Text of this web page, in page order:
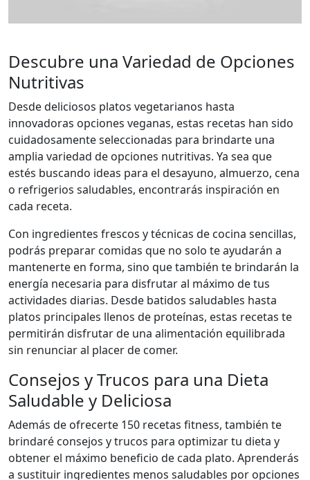
Descubre una Variedad de Opciones
Nutritivas
Desde deliciosos platos vegetarianos hasta
innovadoras opciones veganas, estas recetas han sido
cuidadosamente seleccionadas para brindarte una
amplia variedad de opciones nutritivas. Ya sea que
estés buscando ideas para el desayuno, almuerzo, cena
o refrigerios saludables, encontrarás inspiración en
cada receta.
Con ingredientes frescos y técnicas de cocina sencillas,
podrás preparar comidas que no solo te ayudarán a
mantenerte en forma, sino que también te brindarán la
energía necesaria para disfrutar al máximo de tus
actividades diarias. Desde batidos saludables hasta
platos principales llenos de proteínas, estas recetas te
permitirán disfrutar de una alimentación equilibrada
sin renunciar al placer de comer.
Consejos y Trucos para una Dieta
Saludable y Deliciosa
Además de ofrecerte 150 recetas fitness, también te
brindaré consejos y trucos para optimizar tu dieta y
obtener el máximo beneficio de cada plato. Aprenderás
a sustituir ingredientes menos saludables por opciones